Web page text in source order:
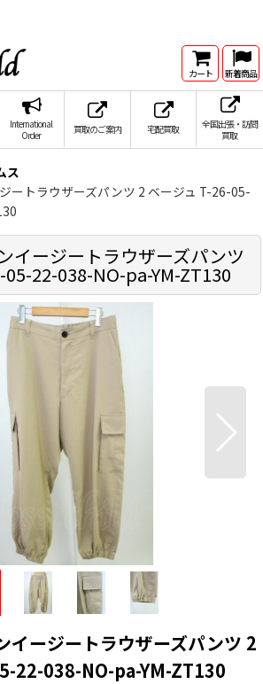
カート 新着商品
International
Order
買取のご案内 宅配買取
全国出張・訪問
買取
ス
ートラウザーズパンツ 2 ベージュ T-26-05-
イージートラウザーズパンツ
05-22-038-NO-pa-YM-ZT130
イージートラウザーズパンツ 2
22-038-NO-pa-YM-ZT130